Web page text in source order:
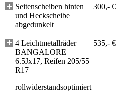
Seitenscheiben hinten
und Heckscheibe
abgedunkelt
300,- €
4 Leichtmetallräder
BANGALORE
6.5Jx17, Reifen 205/55
R17
rollwiderstandsoptimiert
535,- €